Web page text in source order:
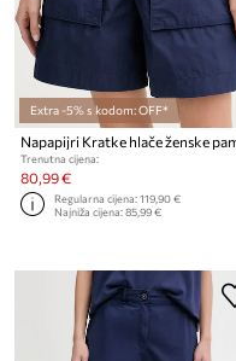
Extra -5% s kodom: OFF*
Trenutna cijena:
80,99 €
Regularna cijena:119,90 €
Najniža cijena:85,99 €